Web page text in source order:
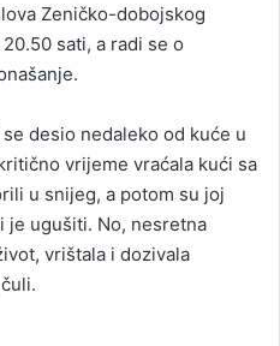
Zeničko-dobojskog
sati, a radi se o
desio nedaleko od kuće u
vrijeme vraćala kući sa
u snijeg, a potom su joj
je ugušiti. No, nesretna
vrištala i dozivala